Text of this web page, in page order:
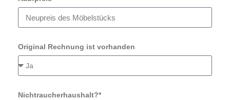
Original Rechnung ist vorhanden
Nichtraucherhaushalt?*